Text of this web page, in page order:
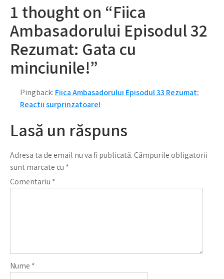
1 thought on “Fiica
Ambasadorului Episodul 32
Rezumat: Gata cu
minciunile!”
Pingback: Fiica Ambasadorului Episodul 33 Rezumat:
Reactii surprinzatoare!
Lasă un răspuns
Adresa ta de email nu va fi publicată.Câmpurile obligatorii
sunt marcate cu *
Comentariu *
Nume *